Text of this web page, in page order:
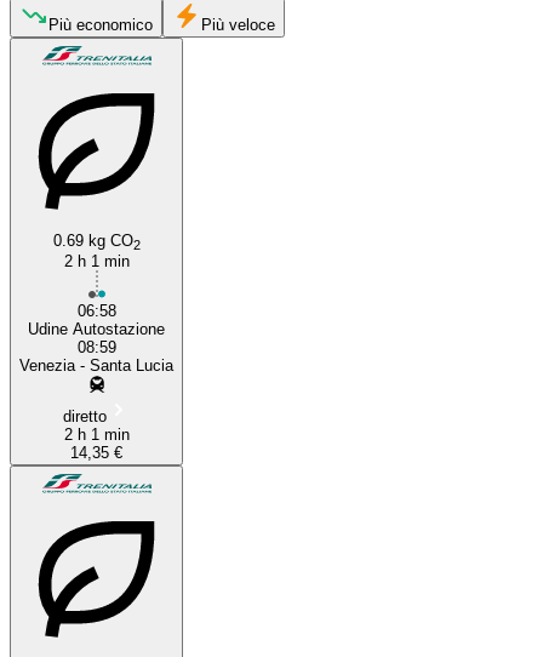
Venice
Più economico Più veloce
0.69 kg CO2
2 h 1 min
06:58
Udine Autostazione
08:59
Venezia - Santa Lucia
diretto
2 h 1 min
14,35 €